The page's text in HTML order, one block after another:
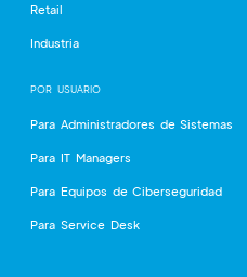
Retail
Industria
POR USUARIO
Para Administradores de Sistemas
Para IT Managers
Para Equipos de Ciberseguridad
Para Service Desk